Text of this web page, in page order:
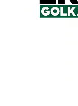
beriringan dengan
peningkatan